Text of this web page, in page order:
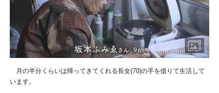
月の半分くらいは帰ってきてくれる長女(70)の手を借りて生活して
います。